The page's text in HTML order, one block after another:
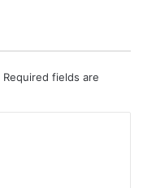
Required fields are